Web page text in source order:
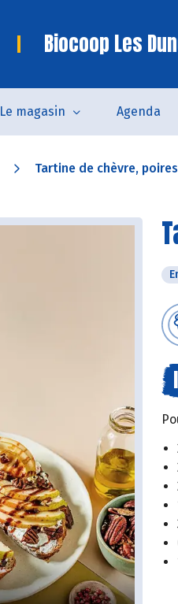
Biocoop Les
Le magasin Agenda
Tartine de chèvre,